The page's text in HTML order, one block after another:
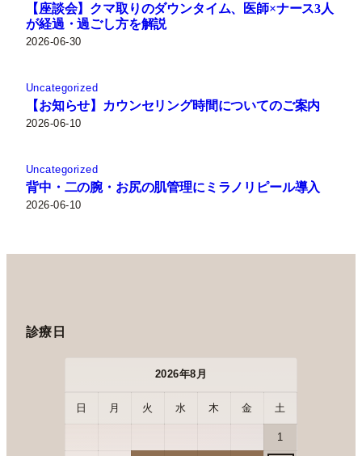
【座談会】クマ取りのダウンタイム、医師×ナース3人
が経過・過ごし方を解説
2026-06-30
Uncategorized
【お知らせ】カウンセリング時間についてのご案内
2026-06-10
Uncategorized
背中・二の腕・お尻の肌管理にミラノリピール導入
2026-06-10
診療日
2026年8月
日 月 火 水 木 金 土
1